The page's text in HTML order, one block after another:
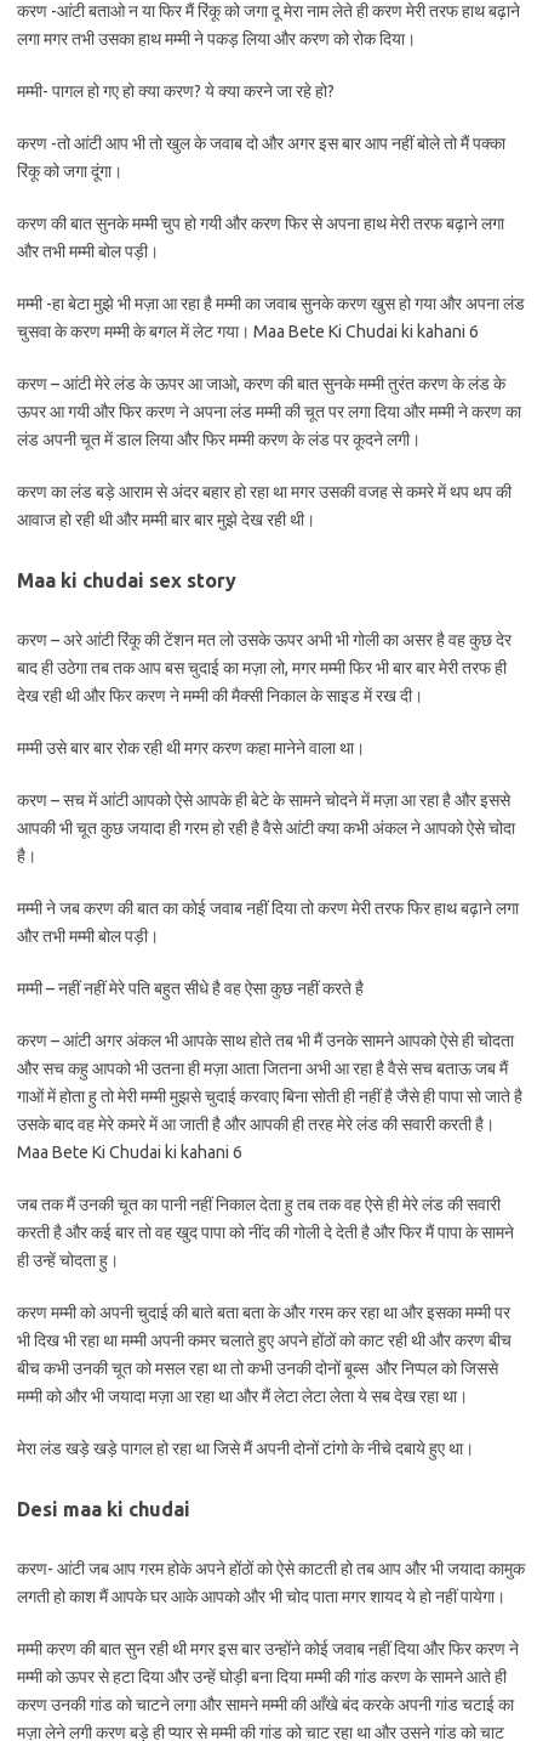
करण -आंटी बताओ न या फिर मैं रिंकू को जगा दू मेरा नाम लेते ही करण मेरी तरफ हाथ बढ़ाने
लगा मगर तभी उसका हाथ मम्मी ने पकड़ लिया और करण को रोक दिया।
मम्मी- पागल हो गए हो क्या करण? ये क्या करने जा रहे हो?
करण -तो आंटी आप भी तो खुल के जवाब दो और अगर इस बार आप नहीं बोले तो मैं पक्का
रिंकू को जगा दूंगा।
करण की बात सुनके मम्मी चुप हो गयी और करण फिर से अपना हाथ मेरी तरफ बढ़ाने लगा
और तभी मम्मी बोल पड़ी।
मम्मी -हा बेटा मुझे भी मज़ा आ रहा है मम्मी का जवाब सुनके करण खुस हो गया और अपना लंड
चुसवा के करण मम्मी के बगल में लेट गया। Maa Bete Ki Chudai ki kahani 6
करण – आंटी मेरे लंड के ऊपर आ जाओ, करण की बात सुनके मम्मी तुरंत करण के लंड के
ऊपर आ गयी और फिर करण ने अपना लंड मम्मी की चूत पर लगा दिया और मम्मी ने करण का
लंड अपनी चूत में डाल लिया और फिर मम्मी करण के लंड पर कूदने लगी।
करण का लंड बड़े आराम से अंदर बहार हो रहा था मगर उसकी वजह से कमरे में थप थप की
आवाज हो रही थी और मम्मी बार बार मुझे देख रही थी।
Maa ki chudai sex story
करण – अरे आंटी रिंकू की टेंशन मत लो उसके ऊपर अभी भी गोली का असर है वह कुछ देर
बाद ही उठेगा तब तक आप बस चुदाई का मज़ा लो, मगर मम्मी फिर भी बार बार मेरी तरफ ही
देख रही थी और फिर करण ने मम्मी की मैक्सी निकाल के साइड में रख दी।
मम्मी उसे बार बार रोक रही थी मगर करण कहा मानेने वाला था।
करण – सच में आंटी आपको ऐसे आपके ही बेटे के सामने चोदने में मज़ा आ रहा है और इससे
आपकी भी चूत कुछ जयादा ही गरम हो रही है वैसे आंटी क्या कभी अंकल ने आपको ऐसे चोदा
है।
मम्मी ने जब करण की बात का कोई जवाब नहीं दिया तो करण मेरी तरफ फिर हाथ बढ़ाने लगा
और तभी मम्मी बोल पड़ी।
मम्मी – नहीं नहीं मेरे पति बहुत सीधे है वह ऐसा कुछ नहीं करते है
करण – आंटी अगर अंकल भी आपके साथ होते तब भी मैं उनके सामने आपको ऐसे ही चोदता
और सच कहु आपको भी उतना ही मज़ा आता जितना अभी आ रहा है वैसे सच बताऊ जब मैं
गाओं में होता हु तो मेरी मम्मी मुझसे चुदाई करवाए बिना सोती ही नहीं है जैसे ही पापा सो जाते है
उसके बाद वह मेरे कमरे में आ जाती है और आपकी ही तरह मेरे लंड की सवारी करती है।
Maa Bete Ki Chudai ki kahani 6
जब तक मैं उनकी चूत का पानी नहीं निकाल देता हु तब तक वह ऐसे ही मेरे लंड की सवारी
करती है और कई बार तो वह खुद पापा को नींद की गोली दे देती है और फिर मैं पापा के सामने
ही उन्हें चोदता हु।
करण मम्मी को अपनी चुदाई की बाते बता बता के और गरम कर रहा था और इसका मम्मी पर
भी दिख भी रहा था मम्मी अपनी कमर चलाते हुए अपने होंठों को काट रही थी और करण बीच
बीच कभी उनकी चूत को मसल रहा था तो कभी उनकी दोनों बूब्स और निप्पल को जिससे
मम्मी को और भी जयादा मज़ा आ रहा था और मैं लेटा लेटा लेता ये सब देख रहा था।
मेरा लंड खड़े खड़े पागल हो रहा था जिसे मैं अपनी दोनों टांगो के नीचे दबाये हुए था।
Desi maa ki chudai
करण- आंटी जब आप गरम होके अपने होंठों को ऐसे काटती हो तब आप और भी जयादा कामुक
लगती हो काश मैं आपके घर आके आपको और भी चोद पाता मगर शायद ये हो नहीं पायेगा।
मम्मी करण की बात सुन रही थी मगर इस बार उन्होंने कोई जवाब नहीं दिया और फिर करण ने
मम्मी को ऊपर से हटा दिया और उन्हें घोड़ी बना दिया मम्मी की गांड करण के सामने आते ही
करण उनकी गांड को चाटने लगा और सामने मम्मी की आँखे बंद करके अपनी गांड चटाई का
मज़ा लेने लगी करण बड़े ही प्यार से मम्मी की गांड को चाट रहा था और उसने गांड को चाट